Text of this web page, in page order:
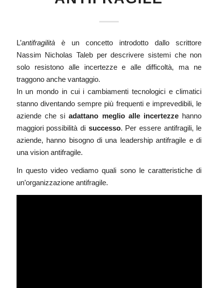
L’antifragilitàè un concetto introdotto dallo scrittore
Nassim Nicholas Taleb per descrivere sistemi che non
solo resistono alle incertezze e alle difficoltà, ma ne
traggono anche vantaggio.
In un mondo in cui i cambiamenti tecnologici e climatici
stanno diventando sempre più frequenti e imprevedibili, le
aziende che siadattano meglio alle incertezze hanno
maggiori possibilità di successo. Per essere antifragili, le
aziende, hanno bisogno di una leadership antifragile e di
una vision antifragile.
In questovideo vediamo quali sono le caratteristiche di
un’organizzazione antifragile.